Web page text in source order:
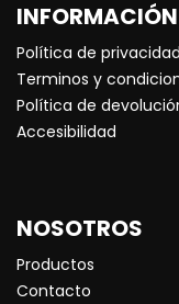
INFORMACIÓN
Política de privacidad
Terminos y
Política de
Accesibilidad
NOSOTROS
Productos
Contacto